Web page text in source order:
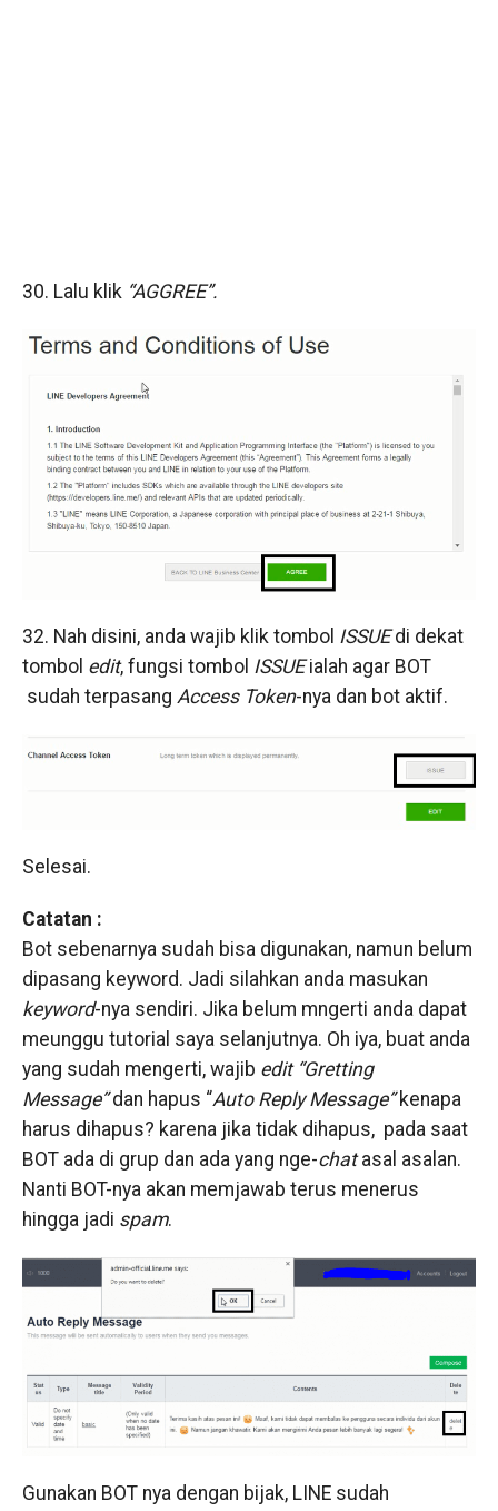
30. Lalu klik “AGGREE”.
32. Nah disini, anda wajib klik tombol ISSUEdi dekat
tombol edit, fungsi tombol ISSUEialah agar BOT
sudah terpasang Access Token-nya dan bot aktif.
Selesai.
Catatan :
Bot sebenarnya sudah bisa digunakan, namun belum
dipasang keyword. Jadi silahkan anda masukan
keyword-nya sendiri. Jika belum mngerti anda dapat
meunggu tutorial saya selanjutnya. Oh iya, buat anda
yang sudah mengerti, wajib edit “Gretting
Message”dan hapus “Auto Reply Message”kenapa
harus dihapus? karena jika tidak dihapus, pada saat
BOT ada di grup dan ada yang nge-chatasal asalan.
Nanti BOT-nya akan memjawab terus menerus
hingga jadi spam.
Gunakan BOT nya dengan bijak, LINE sudah